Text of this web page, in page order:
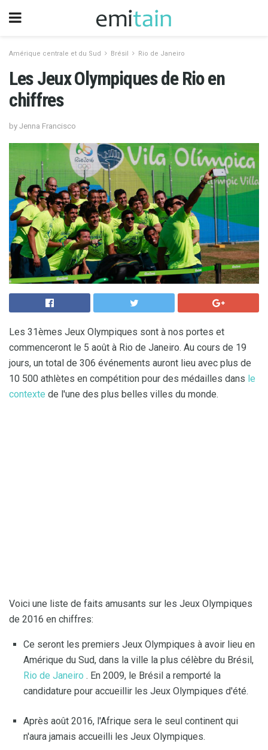
Amérique centrale et du Sud Brésil Rio de Janeiro
Les Jeux Olympiques de Rio en
chiffres
by Jenna Francisco
Les 31èmes Jeux Olympiques sont à nos portes et
commenceront le 5 août à Rio de Janeiro. Au cours de 19
jours, un total de 306 événements auront lieu avec plus de
10 500 athlètes en compétition pour des médailles dans le
contexte de l'une des plus belles villes du monde.
Voici une liste de faits amusants sur les Jeux Olympiques
de 2016 en chiffres:
Ce seront les premiers Jeux Olympiques à avoir lieu en
Amérique du Sud, dans la ville la plus célèbre du Brésil,
Rio de Janeiro . En 2009, le Brésil a remporté la
candidature pour accueillir les Jeux Olympiques d'été.
Après août 2016, l'Afrique sera le seul continent qui
n'aura jamais accueilli les Jeux Olympiques.